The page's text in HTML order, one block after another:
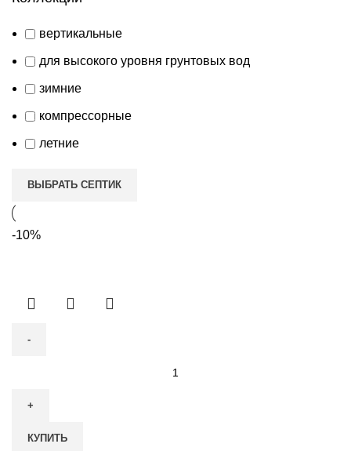
вертикальные
для высокого уровня грунтовых вод
зимние
компрессорные
летние
ВЫБРАТЬ СЕПТИК
-10%
Септик
АэроКУПИТЬ